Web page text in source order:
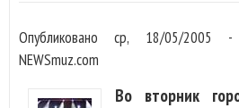
Опубликованоср, 18/05/2005 -
NEWSmuz.com
Во вторник